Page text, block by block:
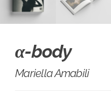
α-body
Mariella Amabili